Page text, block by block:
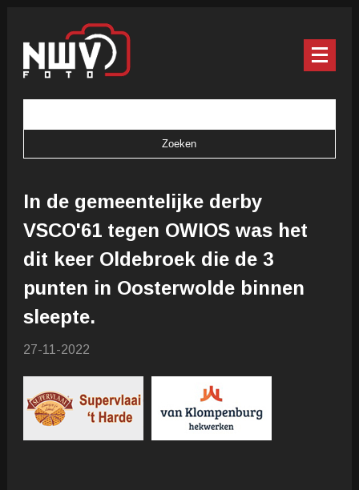
In de gemeentelijke derby
VSCO'61 tegen OWIOS was het
dit keer Oldebroek die de 3
punten in Oosterwolde binnen
sleepte.
27-11-2022